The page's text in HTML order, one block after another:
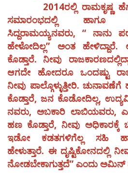
2014ರಲ್ಲಿ ರಾಮಕೃಷ್ಣ
ಸಮಾರಂಭದಲ್ಲಿ ಹಾಗೂ
ಸಿದ್ದರಾಮಯ್ಯನವರು, “ ನಾನು
ಹೇಳೋದಿಲ್ಲ” ಅಂತ
ಕೊಡ್ತಾರೆ. ನೀವು
ಆಗದೇ ಹೋದರೂ ಒಂದಷ್ಟು
ನೀವು ಪಾಲ್ಗೊಳ್ಳುತ್ತೀರಿ.
ಕೊಡ್ತಾರೆ, ಜನ ಕೊಡೋದಿಲ್ಲ,
ನವರು, ಅಬಕಾರಿ ಲಾಬಿಯವರು,
ಹಣ ಕೊಡ್ತಾರೆ, ನೀವು
ಇಡೋ ಕಡತಗಳಿಗೆಲ್ಲ ಸಹಿ
ಹೇಳುತ್ತಾರೆ. ಈ ದೃಷ್ಟಿಕೋನದಲ್ಲಿ
ನೋಡಬೇಕಾಗುತ್ತದೆ” ಎಂದು ಅಮಿನ್